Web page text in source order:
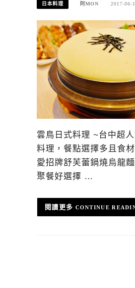
日本料理 阿MON 2017-06-
雲鳥日式料理 ~台中超
料理，餐點選擇多且食
愛招牌舒芙蕾鍋燒烏龍
聚餐好選擇 …
CONTINUE